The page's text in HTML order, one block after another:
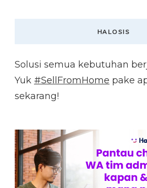
HALOSIS
Solusi semua kebutuhan
Yuk #SellFromHome pake
sekarang!